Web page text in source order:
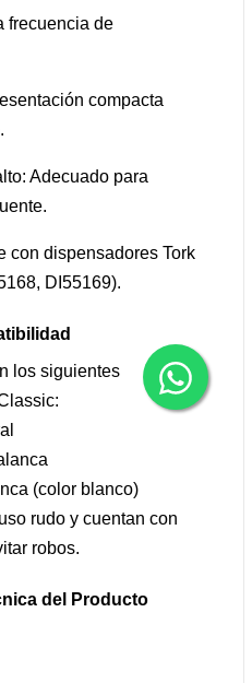
frecuencia de
compacta
Adecuado para
con dispensadores Tork
DI55169).
los siguientes
(color blanco)
rudo y cuentan con
robos.
del Producto